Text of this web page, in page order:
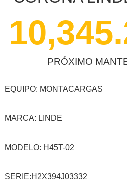
PRÓXIMO
EQUIPO: MONTACARGAS
MARCA: LINDE
MODELO: H45T-02
SERIE:H2X394J03332